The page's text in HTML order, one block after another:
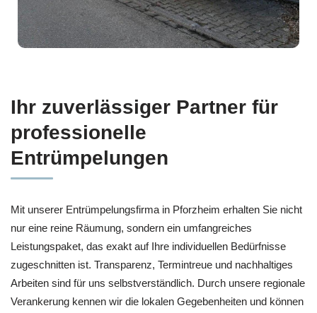
Ihr zuverlässiger Partner für
professionelle
Entrümpelungen
Mit unserer Entrümpelungsfirma in Pforzheim erhalten Sie nicht
nur eine reine Räumung, sondern ein umfangreiches
Leistungspaket, das exakt auf Ihre individuellen Bedürfnisse
zugeschnitten ist. Transparenz, Termintreue und nachhaltiges
Arbeiten sind für uns selbstverständlich. Durch unsere regionale
Verankerung kennen wir die lokalen Gegebenheiten und können